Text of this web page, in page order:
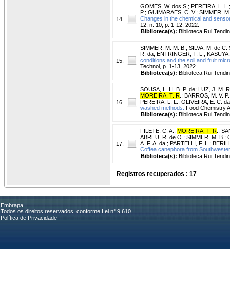
14.
GOMES, W. dos S. ; PEREIRA, L. L.
P. ; GUIMARAES, C. V.; SIMMER,
Changes in the chemical and
12, n. 10, p. 1-12, 2022.
Biblioteca(s): Biblioteca Rui
15.
SIMMER, M. M. B. ; SILVA, M. de C.
R. da; ENTRINGER, T. L. ;
conditions and the soil and fruit
Technol, p. 1-13, 2022.
Biblioteca(s): Biblioteca Rui
16.
SOUSA, L. H. B. P. de; LUZ, J. M.
MOREIRA, T. R ; BARROS, M. V. P.
PEREIRA, L. L. ; OLIVEIRA, E. C.
washed methods. Food Chemistry
Biblioteca(s): Biblioteca Rui
17.
FILETE, C. A. ; MOREIRA, T. R ;
ABREU, R. de O. ; SIMMER, M. B. ;
A. F. A. da. ; PARTELLI, F. L. ;
Coffea canephora from
Biblioteca(s): Biblioteca Rui
Registros recuperados : 17
Embrapa
Todos os direitos reservados, conforme Lei n° 9.610
Política de Privacidade